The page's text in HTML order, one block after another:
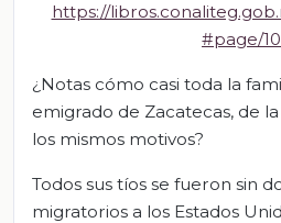
https://
#page/
¿Notas cómo casi toda la
emigrado de Zacatecas, de
los mismos motivos?
Todos sus tíos se fueron sin
migratorios a los Estados